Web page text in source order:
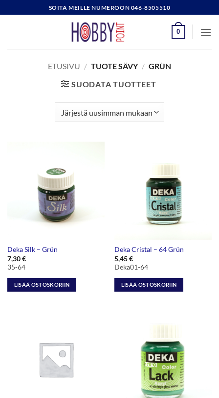
to
SOITA MEILLE NUMEROON 046-8505510
0
ETUSIVU / TUOTE SÄVY / GRÜN
SUODATA TUOTTEET
Deka Silk – Grün
7,30€
35-64
LISÄÄ OSTOSKORIIN
Deka Cristal – 64 Grün
5,45€
Deka01-64
LISÄÄ OSTOSKORIIN